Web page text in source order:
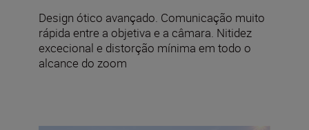
Design ótico avançado. Comunicação muito
rápida entre a objetiva e a câmara. Nitidez
excecional e distorção mínima em todo o
alcance do zoom